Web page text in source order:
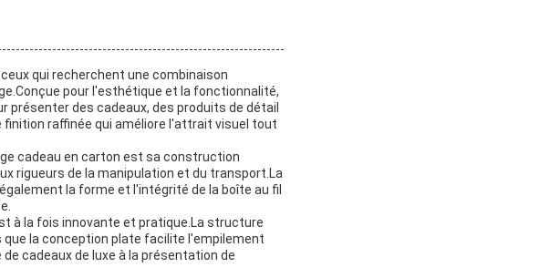
qui recherchent une combinaison
pour l'esthétique et la fonctionnalité,
des cadeaux, des produits de détail
raffinée qui améliore l'attrait visuel tout
cadeau en carton est sa construction
rigueurs de la manipulation et du transport.La
la forme et l'intégrité de la boîte au fil
à la fois innovante et pratique.La structure
la conception plate facilite l'empilement
cadeaux de luxe à la présentation de